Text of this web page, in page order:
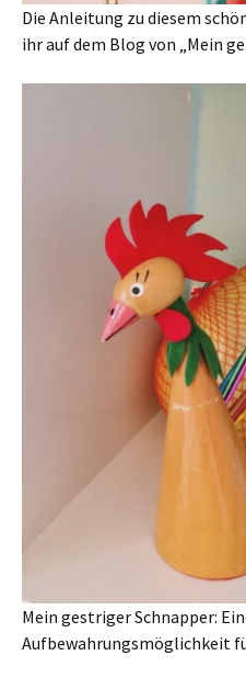
Die Anleitung zu diesem
ihr auf dem Blog von „Mein
Mein gestriger Schnapper:
Aufbewahrungsmöglichkeit